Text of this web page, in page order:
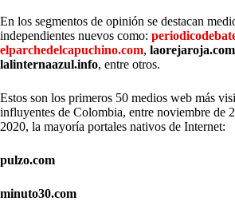
En los segmentos de opinión se destacan
independientes nuevos como:
elparchedelcapuchino.com, laorejaroja.com
lalinternaazul.info, entre otros.
Estos son los primeros 50 medios web más
influyentes de Colombia, entre noviembre de
2020, la mayoría portales nativos de Internet:
pulzo.com
minuto30.com